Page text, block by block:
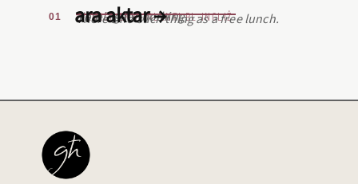
L‑EQREB EKWIVALENTI BL‑INGLIŻ
There’s no such thing as a free lunch.
Nothing for nothing.
ara aktar →